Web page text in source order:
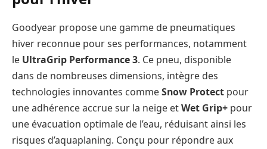
Goodyear propose une gamme de pneumatiques
hiver reconnue pour ses performances, notamment
le UltraGrip Performance 3. Ce pneu, disponible
dans de nombreuses dimensions, intègre des
technologies innovantes commeSnow Protect pour
une adhérence accrue sur la neige etWet Grip+ pour
une évacuation optimale de l’eau, réduisant ainsi les
risques d’aquaplaning. Conçu pour répondre aux